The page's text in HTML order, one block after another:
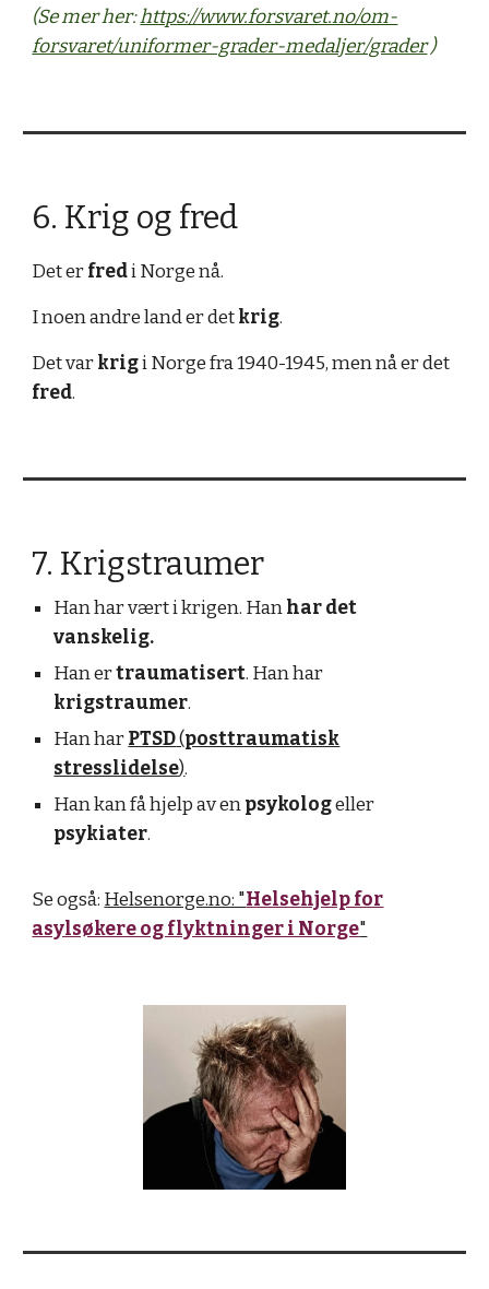
(Se mer her:https://www.forsvaret.no/om-
forsvaret/uniformer-grader-medaljer/grader)
6. Krig og fred
Det erfredi Norge nå.
I noen andre land er detkrig.
Det varkrigi Norge fra 1940-1945, men nå er det
fred.
7. Krigstraumer
Han har vært i krigen. Hanhar det
vanskelig.
Han ertraumatisert. Han har
krigstraumer.
Han harPTSD(posttraumatisk
stresslidelse).
Han kan få hjelp av enpsykologeller
psykiater.
Se også: Helsenorge.no: "Helsehjelp for
asylsøkere og flyktninger i Norge"